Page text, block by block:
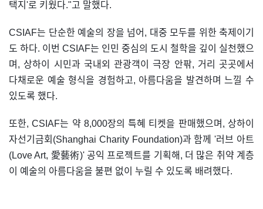
택지'로 키웠다."고 말했다.
CSIAF는 단순한 예술의 장을 넘어, 대중 모두를 위한 축제이기
도 하다. 이번 CSIAF는 인민 중심의 도시 철학을 깊이 실천했으
며, 상하이 시민과 국내외 관광객이 극장 안팎, 거리 곳곳에서
다채로운 예술 형식을 경험하고, 아름다움을 발견하며 느낄 수
있도록 했다.
또한, CSIAF는 약 8,000장의 특혜 티켓을 판매했으며, 상하이
자선기금회(Shanghai Charity Foundation)과 함께 '러브 아트
(Love Art, 愛藝術)' 공익 프로젝트를 기획해, 더 많은 취약 계층
이 예술의 아름다움을 불편 없이 누릴 수 있도록 배려했다.